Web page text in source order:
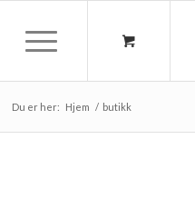
Du er her: Hjem / butikk